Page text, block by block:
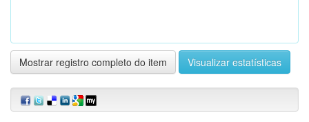
Mostrar registro completo do item Visualizar estatísticas